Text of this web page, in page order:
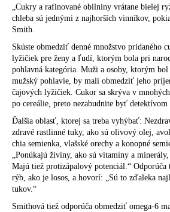
„Cukry a rafinované obilniny vrátane bielej
chleba sú jednými z najhorších vinníkov,
Smith.
Skúste obmedziť denné množstvo pridaného
lyžičiek pre ženy a ľudí, ktorým bola pri
pohlavná kategória. Muži a osoby, ktorým
mužský pohlavie, by mali obmedziť jeho
čajových lyžičiek. Cukor sa skrýva v
po cereálie, preto nezabudnite byť detektívom
Ďalšia oblasť, ktorej sa treba vyhýbať:
zdravé rastlinné tuky, ako sú olivový olej,
chia semienka, vlašské orechy a konopné
„Ponúkajú živiny, ako sú vitamíny a
Majú tiež protizápalový potenciál.“ Odporúča
rýb, ako je losos, a hovorí: „Sú to zďaleka
tukov.“
Smithová tiež odporúča obmedziť omega-6